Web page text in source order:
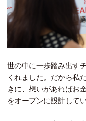
世の中に一歩踏み出す
くれました。だから私
きに、想いがあればお
をオープンに設計して